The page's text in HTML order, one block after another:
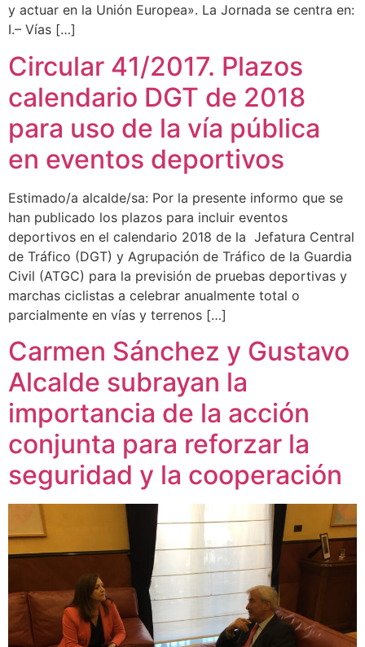
y actuar en la Unión Europea». La Jornada se centra en:
I.– Vías […]
Circular 41/2017. Plazos
calendario DGT de 2018
para uso de la vía pública
en eventos deportivos
Estimado/a alcalde/sa: Por la presente informo que se
han publicado los plazos para incluir eventos
deportivos en el calendario 2018 de la Jefatura Central
de Tráfico (DGT) y Agrupación de Tráfico de la Guardia
Civil (ATGC) para la previsión de pruebas deportivas y
marchas ciclistas a celebrar anualmente total o
parcialmente en vías y terrenos […]
Carmen Sánchez y Gustavo
Alcalde subrayan la
importancia de la acción
conjunta para reforzar la
seguridad y la cooperación